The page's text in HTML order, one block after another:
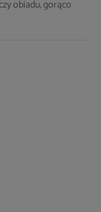
obiadu, gorąco